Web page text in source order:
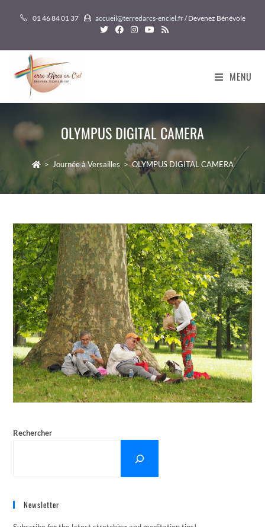
01 46 84 01 37 accueil@terredarcs-enciel.fr/ Devenez Bénévole
MENU
OLYMPUS DIGITAL CAMERA
> Journée à Versailles > OLYMPUS DIGITAL CAMERA
Rechercher
Newsletter